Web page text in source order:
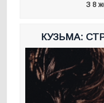
З 8
КУЗЬМА: